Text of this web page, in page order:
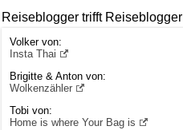
Reiseblogger trifft Reiseblogger
Volker von:
Insta Thai
Brigitte & Anton von:
Wolkenzähler
Tobi von:
Home is where Your Bag is